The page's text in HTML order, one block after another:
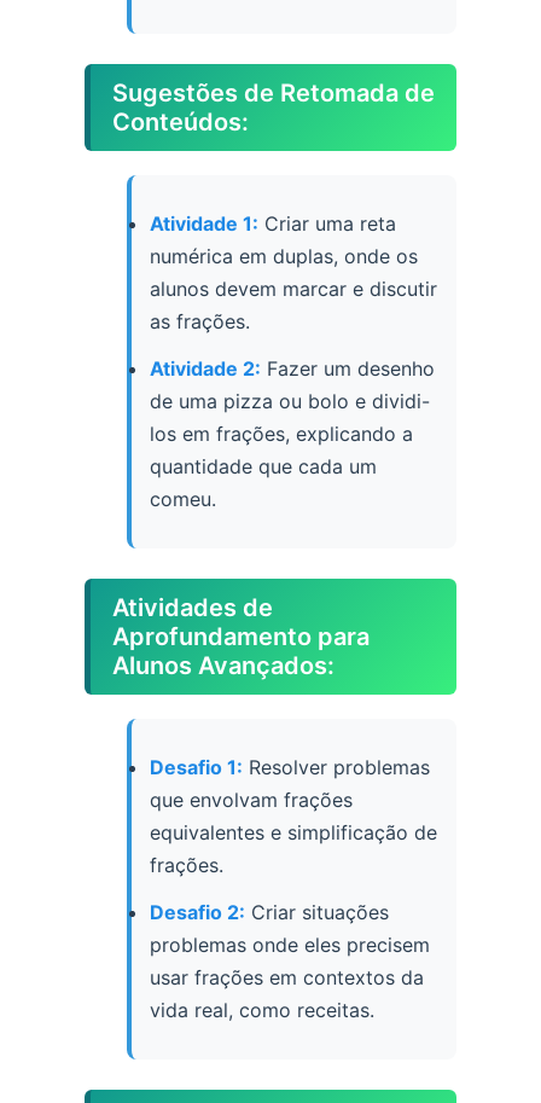
Sugestões de Retomada de
Conteúdos:
Atividade 1: Criar uma reta
numérica em duplas, onde os
alunos devem marcar e discutir
as frações.
Atividade 2: Fazer um desenho
de uma pizza ou bolo e dividi-
los em frações, explicando a
quantidade que cada um
comeu.
Atividades de
Aprofundamento para
Alunos Avançados:
Desafio 1: Resolver problemas
que envolvam frações
equivalentes e simplificação de
frações.
Desafio 2: Criar situações
problemas onde eles precisem
usar frações em contextos da
vida real, como receitas.